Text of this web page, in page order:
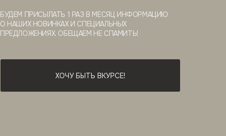
БУДЕМ ПРИСЫЛАТЬ 1 РАЗ В МЕСЯЦ ИНФОРМАЦИЮ
О НАШИХ НОВИНКАХ И СПЕЦИАЛЬНЫХ
ПРЕДЛОЖЕНИЯХ. ОБЕЩАЕМ НЕ СПАМИТЬ!
ХОЧУ БЫТЬ ВКУРСЕ!